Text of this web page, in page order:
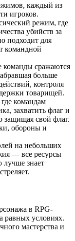
каждый из
игроков.
режим, где
убийств за
подходит для
командной
команды сражаются
больше
контроля
товарищей.
командам
захватить флаг и
защищая свой флаг.
обороны и
на небольших
— все ресурсы
лучше знает
в RPG-
равных условиях.
мастерства и